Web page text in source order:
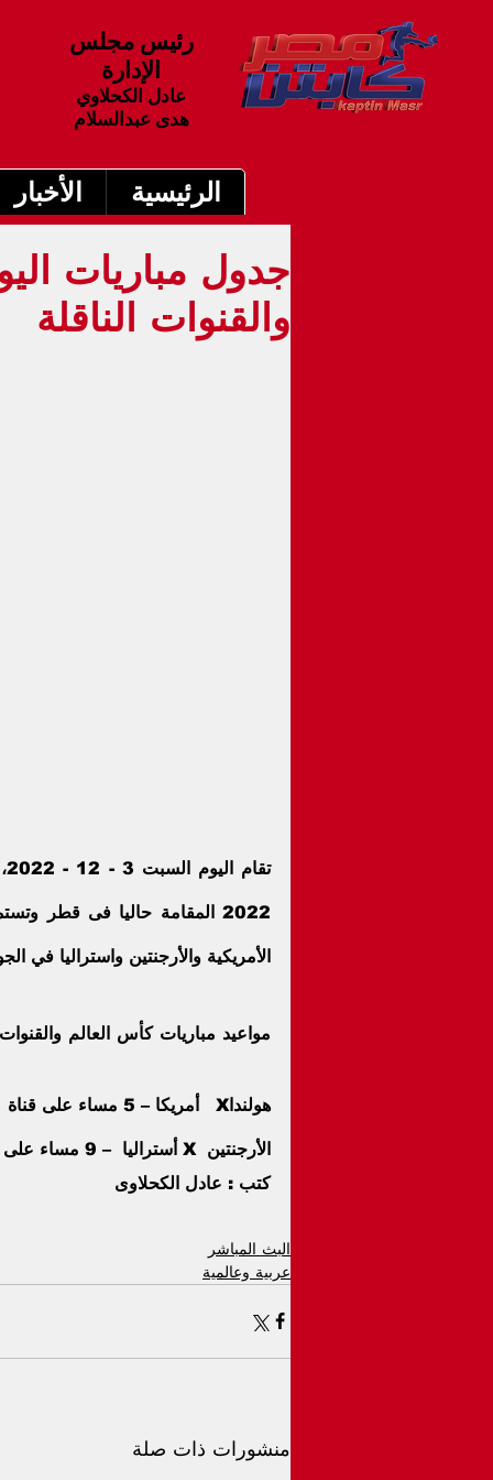
رئيس مجلس
الإدارة
عادل الكحلاوي
هدى عبدالسلام
الرئيسية الأخبار
والقنوات الناقلة
تقام اليوم السبت 3 - 12 - 2022، العديد من المواجهات القوية ضمن منافسات بطولة
2022
الأمريكية والأرجنتين واستراليا في
مواعيد مباريات كأس العالم والقنوات
هولنداX   أمريكا – 5 مساء على قناة  beIN Sports HD 2 Max
الأرجنتين  X أستراليا  – 9 مساء على قناة  beIN Sports HD 1 Max
كتب : عادل الكحلاوى
البث المباشر
عربية وعالمية
منشورات ذات صلة